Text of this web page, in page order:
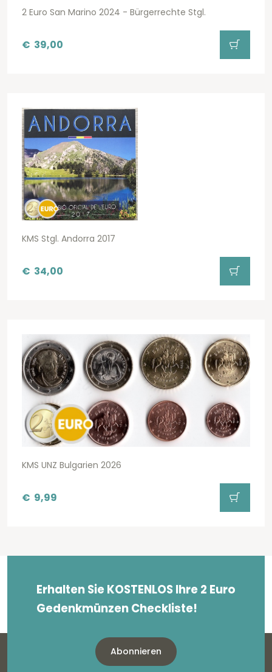
2 Euro San Marino 2024 - Bürgerrechte Stgl.
€ 39,00
KMS Stgl. Andorra 2017
€ 34,00
KMS UNZ Bulgarien 2026
€ 9,99
Erhalten Sie KOSTENLOS Ihre 2 Euro
Gedenkmünzen Checkliste!
Abonnieren